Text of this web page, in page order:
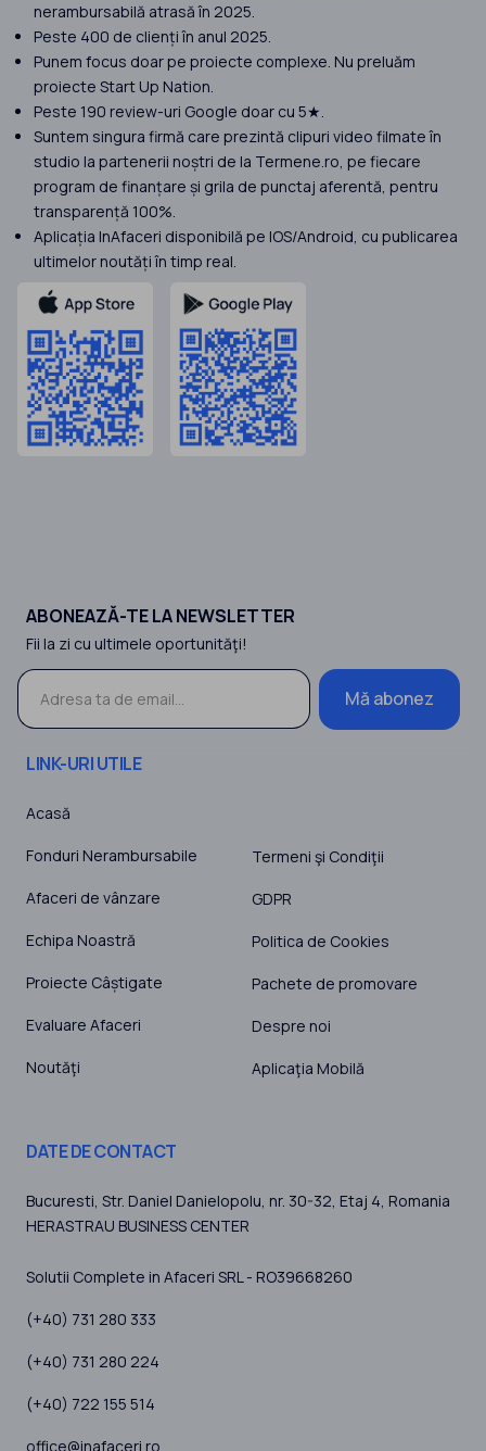
nerambursabilă atrasă în 2025.
Peste 400 de clienți în anul 2025.
Punem focus doar pe proiecte complexe. Nu preluăm
proiecte Start Up Nation.
Peste 190 review-uri Google doar cu 5★.
Suntem singura firmă care prezintă clipuri video filmate în
studio la partenerii noștri de la Termene.ro, pe fiecare
program de finanțare și grila de punctaj aferentă, pentru
transparență 100%.
Aplicația InAfaceri disponibilă pe IOS/Android, cu publicarea
ultimelor noutăți în timp real.
ABONEAZĂ-TE LA NEWSLETTER
Fii la zi cu ultimele oportunităţi!
Mă abonez
LINK-URI UTILE
Acasă
Fonduri Nerambursabile
Afaceri de vânzare
Echipa Noastră
Proiecte Câștigate
Evaluare Afaceri
Noutăţi
Termeni şi Condiţii
GDPR
Politica de Cookies
Pachete de promovare
Despre noi
Aplicaţia Mobilă
DATE DE CONTACT
Bucuresti, Str. Daniel Danielopolu, nr. 30-32, Etaj 4, Romania
HERASTRAU BUSINESS CENTER
Solutii Complete in Afaceri SRL - RO39668260
(+40) 731 280 333
(+40) 731 280 224
(+40) 722 155 514
office@inafaceri.ro